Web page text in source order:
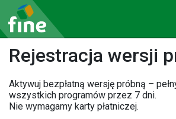
Rejestracja wersji
Aktywuj bezpłatną wersję próbną –
wszystkich programów przez 7 dni.
Nie wymagamy karty płatniczej.